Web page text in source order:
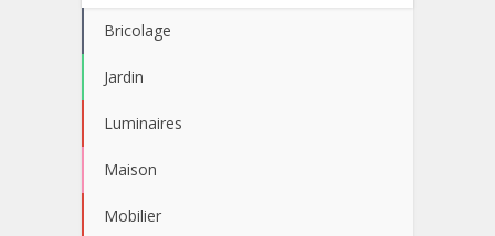
Bricolage
Jardin
Luminaires
Maison
Mobilier